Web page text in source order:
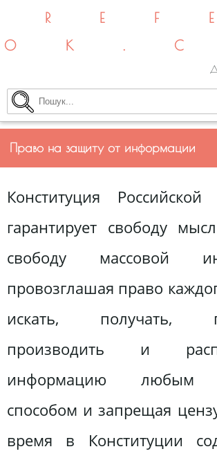
Право на защиту от информации
Конституция
гарантирует свободу
свободу массовой
провозглашая право
искать, получать,
производить и
информацию любым
способом и запрещая
время в Конституции